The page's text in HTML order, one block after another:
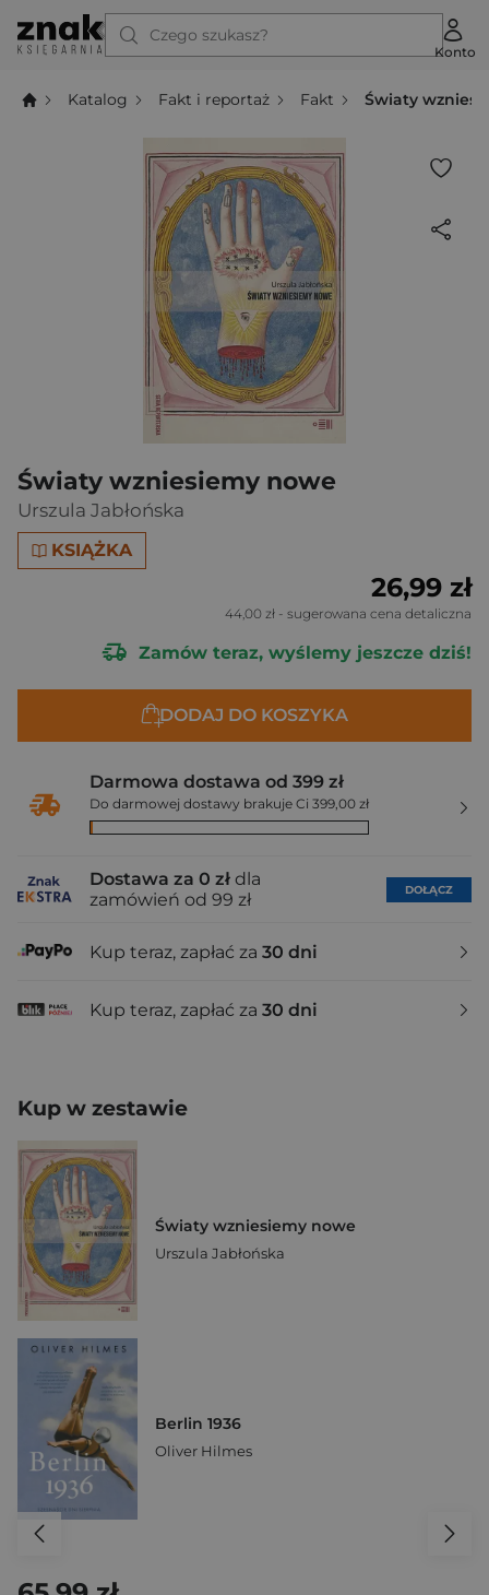
Czego szukasz?
Konto
Katalog Fakt i reportaż Fakt Światy
Światy wzniesiemy nowe
Urszula Jabłońska
KSIĄŻKA
26,99 zł
44,00 zł - sugerowana cena detaliczna
Zamów teraz, wyślemy jeszcze dziś!
DODAJ DO KOSZYKA
Darmowa dostawa od 399 zł
Do darmowej dostawy brakuje Ci 399,00 zł
Dostawa za 0 zł dla
zamówień od 99 zł
DOŁĄCZ
Kup teraz, zapłać za 30 dni
Kup teraz, zapłać za 30 dni
Kup w zestawie
Światy wzniesiemy nowe
Urszula Jabłońska
Berlin 1936
Oliver Hilmes